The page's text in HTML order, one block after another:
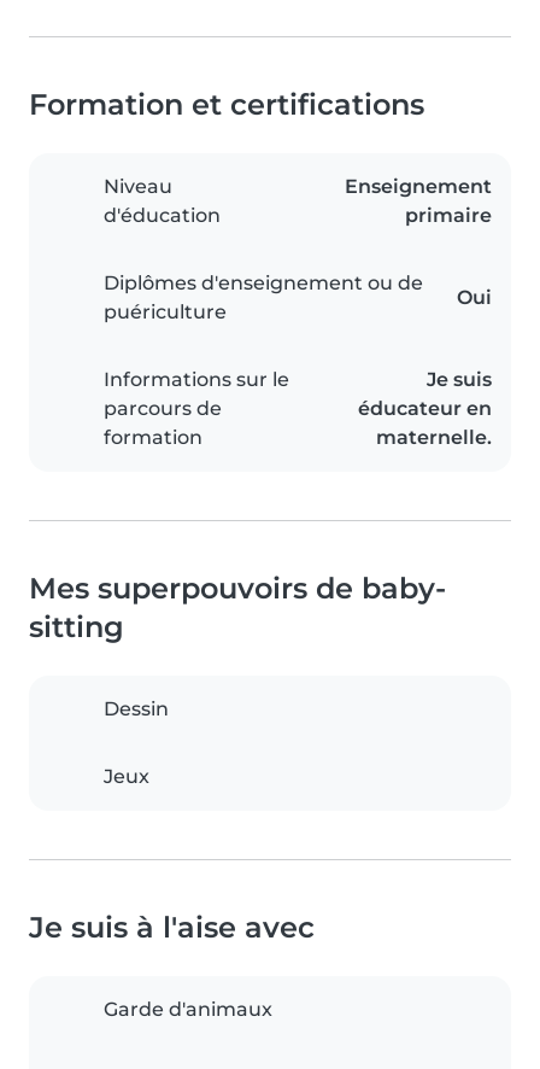
Formation et certifications
Niveau
d'éducation
Enseignement
primaire
Diplômes d'enseignement ou de
puériculture
Oui
Informations sur le
parcours de
formation
Je suis
éducateur en
maternelle.
Mes superpouvoirs de baby-
sitting
Dessin
Jeux
Je suis à l'aise avec
Garde d'animaux